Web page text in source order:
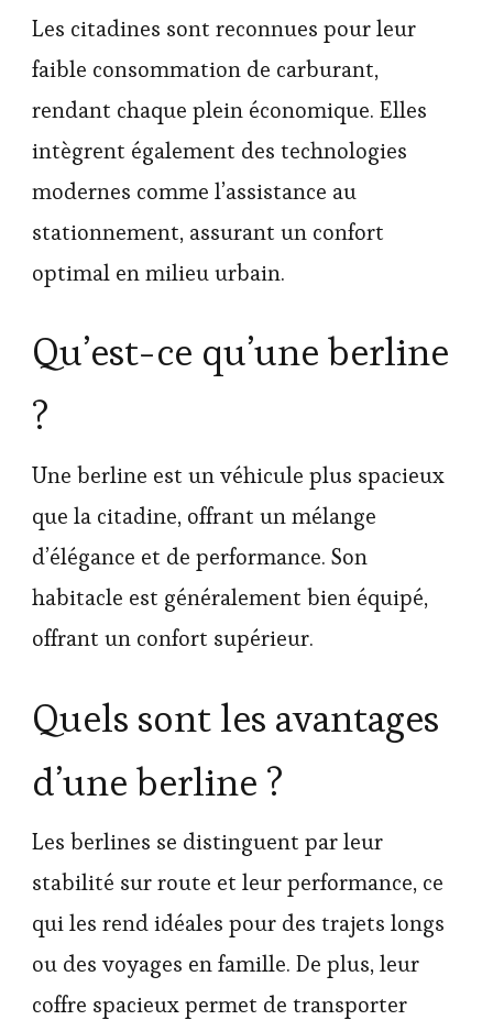
Les citadines sont reconnues pour leur
faible consommation de carburant,
rendant chaque plein économique. Elles
intègrent également des technologies
modernes comme l’assistance au
stationnement, assurant un confort
optimal en milieu urbain.
Qu’est-ce qu’une berline
?
Une berline est un véhicule plus spacieux
que la citadine, offrant un mélange
d’élégance et de performance. Son
habitacle est généralement bien équipé,
offrant un confort supérieur.
Quels sont les avantages
d’une berline ?
Les berlines se distinguent par leur
stabilité sur route et leur performance, ce
qui les rend idéales pour des trajets longs
ou des voyages en famille. De plus, leur
coffre spacieux permet de transporter